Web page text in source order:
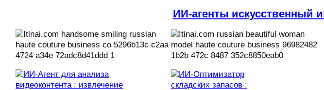
ИИ-агенты искусственный